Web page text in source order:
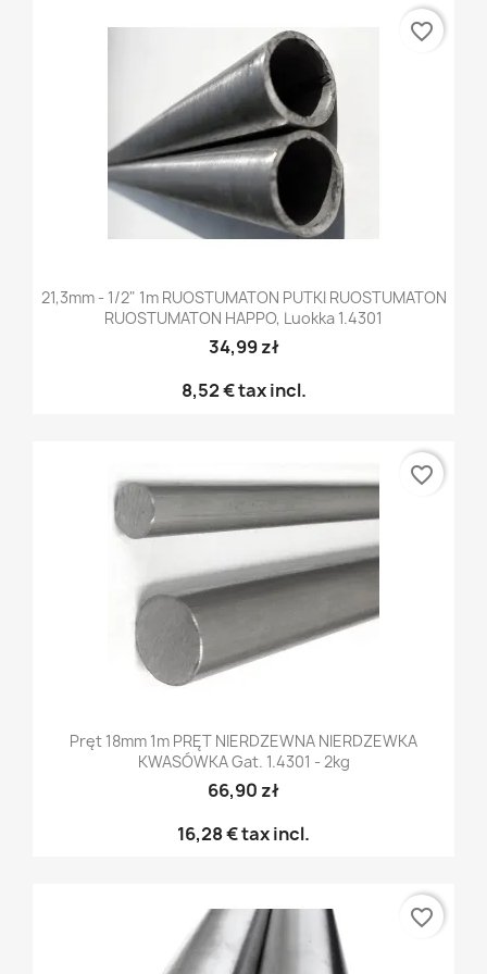
21,3mm - 1/2" 1m RUOSTUMATON PUTKI RUOSTUMATON
RUOSTUMATON HAPPO, Luokka 1.4301
34,99 zł
8,52 €tax incl.
favorite_border
Pręt 18mm 1m PRĘT NIERDZEWNA NIERDZEWKA
KWASÓWKA Gat. 1.4301 - 2kg
66,90 zł
16,28 €tax incl.
favorite_border
favorite_border